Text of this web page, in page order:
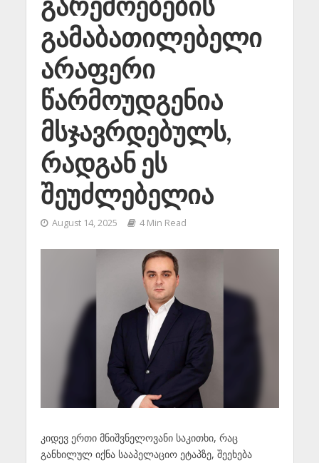
გამაბათილებელი
არაფერი
წარმოუდგენია
მსჯავრდებულს,
რადგან ეს
შეუძლებელია
August 14, 2025 4 Min Read
კიდევ ერთი მნიშვნელოვანი საკითხი, რაც
განხილულ იქნა სააპელაციო ეტაპზე, შეეხება